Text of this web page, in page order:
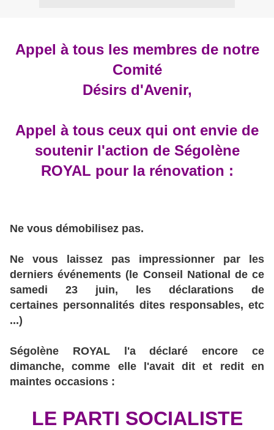
Appel à tous les membres de notre
Comité
Désirs d'Avenir,
Appel à tous ceux qui ont envie de
soutenir l'action de Ségolène
ROYAL pour la rénovation :
Ne vous démobilisez pas.
Ne vous laissez pas impressionner par les
derniers événements (le Conseil National de ce
samedi 23 juin, les déclarations de
certaines personnalités dites responsables, etc
...)
Ségolène ROYAL l'a déclaré encore ce
dimanche, comme elle l'avait dit et redit en
maintes occasions :
LE PARTI SOCIALISTE